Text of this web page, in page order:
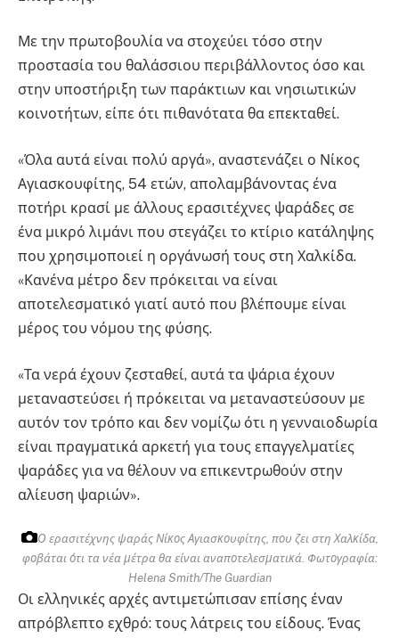
Με την πρωτοβουλία να στοχεύει τόσο στην
προστασία του θαλάσσιου περιβάλλοντος όσο και
στην υποστήριξη των παράκτιων και νησιωτικών
κοινοτήτων, είπε ότι πιθανότατα θα επεκταθεί.
«Όλα αυτά είναι πολύ αργά», αναστενάζει ο Νίκος
Αγιασκουφίτης, 54 ετών, απολαμβάνοντας ένα
ποτήρι κρασί με άλλους ερασιτέχνες ψαράδες σε
ένα μικρό λιμάνι που στεγάζει το κτίριο κατάληψης
που χρησιμοποιεί η οργάνωσή τους στη Χαλκίδα.
«Κανένα μέτρο δεν πρόκειται να είναι
αποτελεσματικό γιατί αυτό που βλέπουμε είναι
μέρος του νόμου της φύσης.
«Τα νερά έχουν ζεσταθεί, αυτά τα ψάρια έχουν
μεταναστεύσει ή πρόκειται να μεταναστεύσουν με
αυτόν τον τρόπο και δεν νομίζω ότι η γενναιοδωρία
είναι πραγματικά αρκετή για τους επαγγελματίες
ψαράδες για να θέλουν να επικεντρωθούν στην
αλίευση ψαριών».
Ο ερασιτέχνης ψαράς Νίκος Αγιασκουφίτης, που ζει στη Χαλκίδα,
φοβάται ότι τα νέα μέτρα θα είναι αναποτελεσματικά. Φωτογραφία:
Helena Smith/The Guardian
Οι ελληνικές αρχές αντιμετώπισαν επίσης έναν
απρόβλεπτο εχθρό: τους λάτρεις του είδους. Ένας